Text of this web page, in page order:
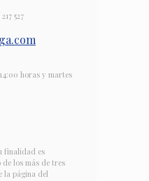
527
horas y martes
finalidad es
los más de tres
la página del